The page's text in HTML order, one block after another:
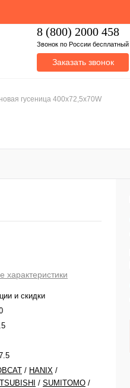
8 (800) 2000 458
Звонок по России бесплатный
Заказать звонок
гусеница 400x72,5x70W
характеристики
и скидки
/ HANIX /
/ SUMITOMO /